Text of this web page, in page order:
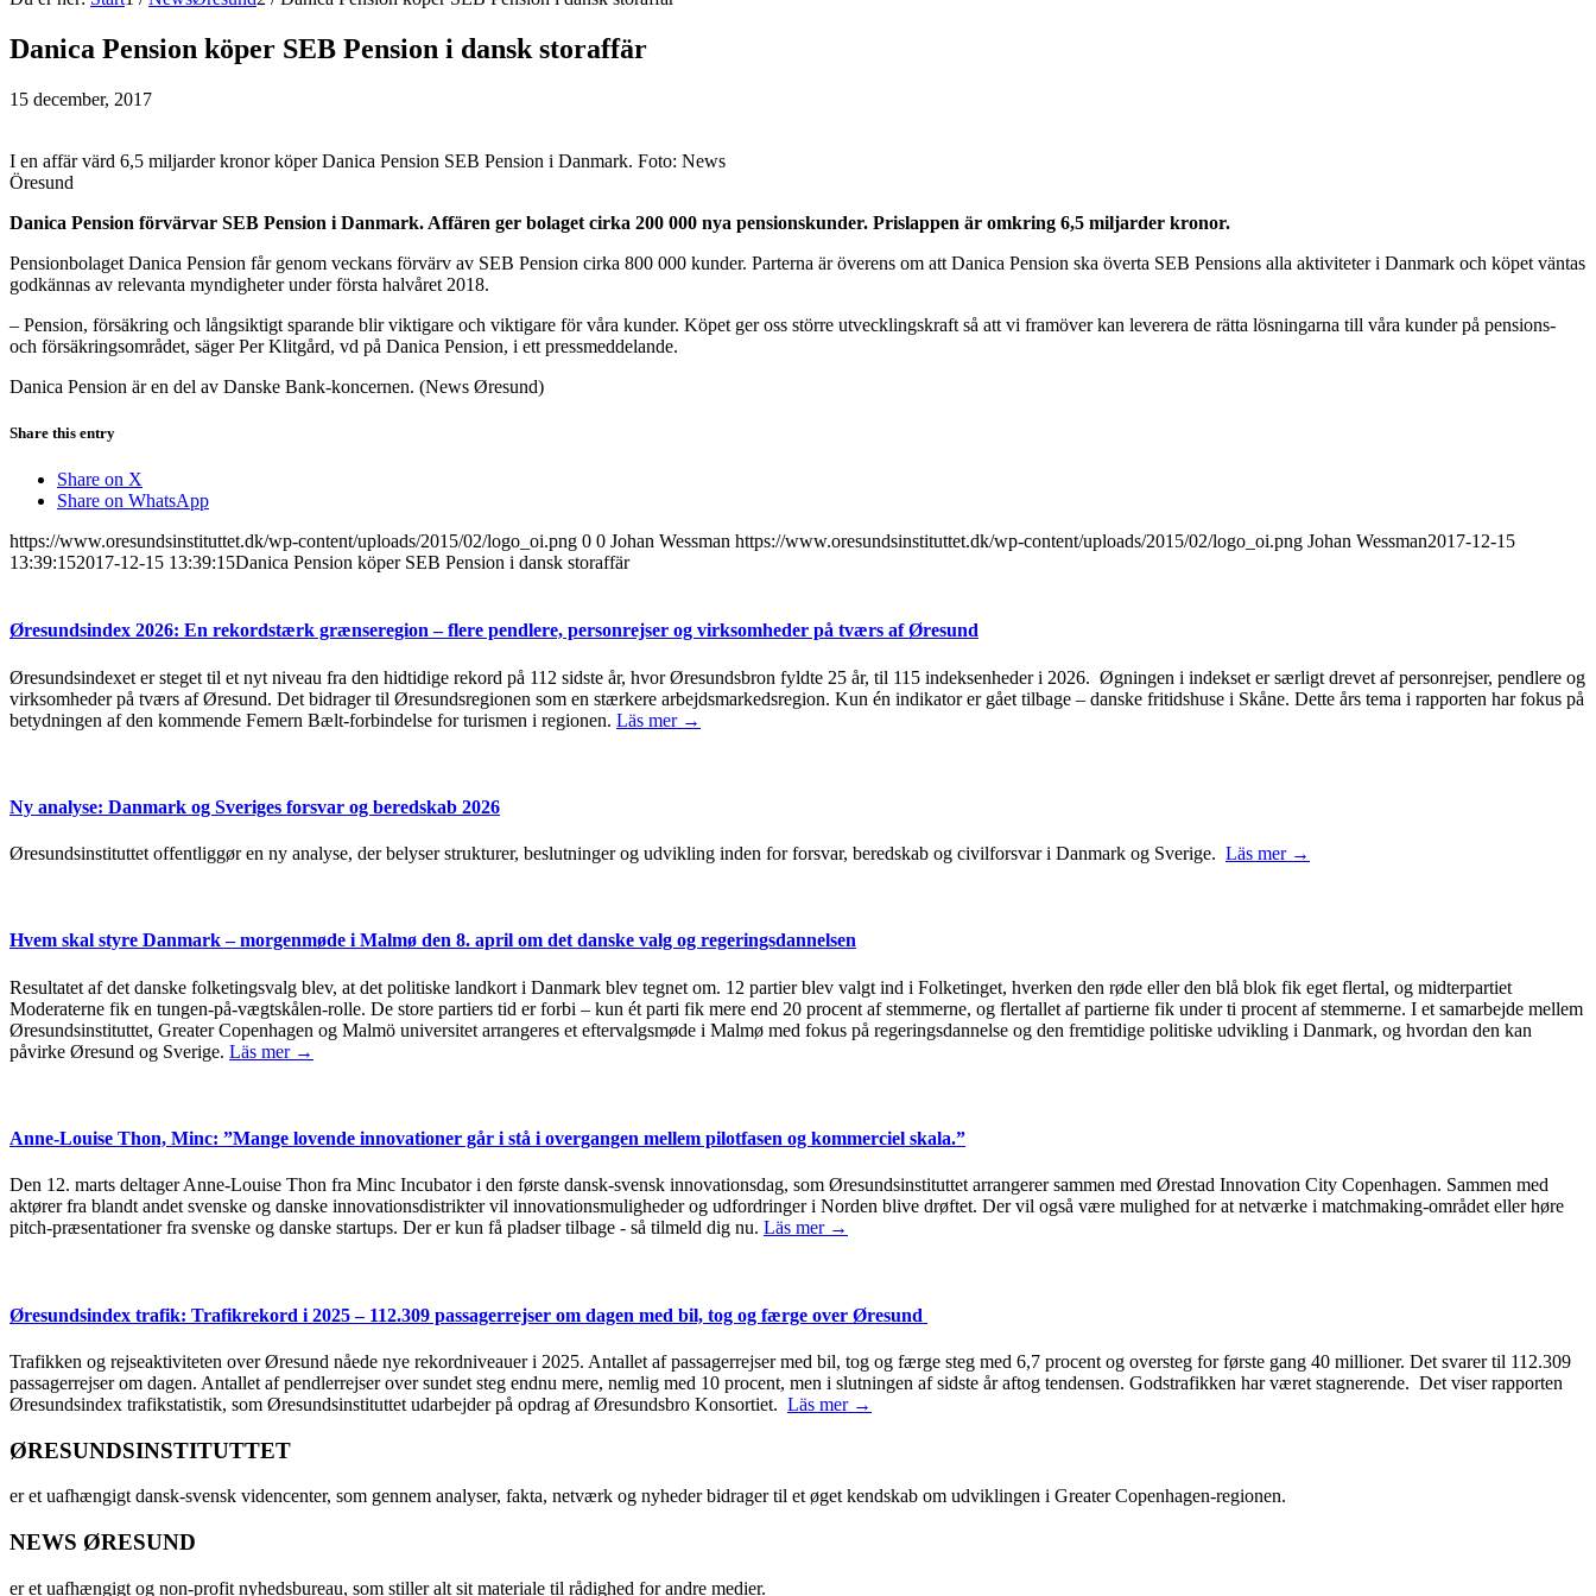
Danica Pension köper SEB Pension i dansk storaffär
15 december, 2017
I en affär värd 6,5 miljarder kronor köper Danica Pension SEB Pension i Danmark. Foto: News
Öresund
Danica Pension förvärvar SEB Pension i Danmark. Affären ger bolaget cirka 200 000 nya pensionskunder. Prislappen är omkring 6,5 miljarder kronor.
Pensionbolaget Danica Pension får genom veckans förvärv av SEB Pension cirka 800 000 kunder. Parterna är överens om att Danica Pension ska överta SEB Pensions alla aktiviteter i Danmark och köpet väntas
godkännas av relevanta myndigheter under första halvåret 2018.
– Pension, försäkring och långsiktigt sparande blir viktigare och viktigare för våra kunder. Köpet ger oss större utvecklingskraft så att vi framöver kan leverera de rätta lösningarna till våra kunder på pensions-
och försäkringsområdet, säger Per Klitgård, vd på Danica Pension, i ett pressmeddelande.
Danica Pension är en del av Danske Bank-koncernen. (News Øresund)
Share this entry
Share on X
Share on WhatsApp
https://www.oresundsinstituttet.dk/wp-content/uploads/2015/02/logo_oi.png 0 0 Johan Wessman https://www.oresundsinstituttet.dk/wp-content/uploads/2015/02/logo_oi.png Johan Wessman2017-12-15
13:39:152017-12-15 13:39:15Danica Pension köper SEB Pension i dansk storaffär
Øresundsindex 2026: En rekordstærk grænseregion – flere pendlere, personrejser og virksomheder på tværs af Øresund
Øresundsindexet er steget til et nyt niveau fra den hidtidige rekord på 112 sidste år, hvor Øresundsbron fyldte 25 år, til 115 indeksenheder i 2026. Øgningen i indekset er særligt drevet af personrejser, pendlere og
virksomheder på tværs af Øresund. Det bidrager til Øresundsregionen som en stærkere arbejdsmarkedsregion. Kun én indikator er gået tilbage – danske fritidshuse i Skåne. Dette års tema i rapporten har fokus på
betydningen af den kommende Femern Bælt-forbindelse for turismen i regionen. Läs mer →
Ny analyse: Danmark og Sveriges forsvar og beredskab 2026
Øresundsinstituttet offentliggør en ny analyse, der belyser strukturer, beslutninger og udvikling inden for forsvar, beredskab og civilforsvar i Danmark og Sverige. Läs mer →
Hvem skal styre Danmark – morgenmøde i Malmø den 8. april om det danske valg og regeringsdannelsen
Resultatet af det danske folketingsvalg blev, at det politiske landkort i Danmark blev tegnet om. 12 partier blev valgt ind i Folketinget, hverken den røde eller den blå blok fik eget flertal, og midterpartiet
Moderaterne fik en tungen-på-vægtskålen-rolle. De store partiers tid er forbi – kun ét parti fik mere end 20 procent af stemmerne, og flertallet af partierne fik under ti procent af stemmerne. I et samarbejde mellem
Øresundsinstituttet, Greater Copenhagen og Malmö universitet arrangeres et eftervalgsmøde i Malmø med fokus på regeringsdannelse og den fremtidige politiske udvikling i Danmark, og hvordan den kan
påvirke Øresund og Sverige. Läs mer →
Anne-Louise Thon, Minc: ”Mange lovende innovationer går i stå i overgangen mellem pilotfasen og kommerciel skala.”
Den 12. marts deltager Anne-Louise Thon fra Minc Incubator i den første dansk-svensk innovationsdag, som Øresundsinstituttet arrangerer sammen med Ørestad Innovation City Copenhagen. Sammen med
aktører fra blandt andet svenske og danske innovationsdistrikter vil innovationsmuligheder og udfordringer i Norden blive drøftet. Der vil også være mulighed for at netværke i matchmaking-området eller høre
pitch-præsentationer fra svenske og danske startups. Der er kun få pladser tilbage - så tilmeld dig nu. Läs mer →
Øresundsindex trafik: Trafikrekord i 2025 – 112.309 passagerrejser om dagen med bil, tog og færge over Øresund
Trafikken og rejseaktiviteten over Øresund nåede nye rekordniveauer i 2025. Antallet af passagerrejser med bil, tog og færge steg med 6,7 procent og oversteg for første gang 40 millioner. Det svarer til 112.309
passagerrejser om dagen. Antallet af pendlerrejser over sundet steg endnu mere, nemlig med 10 procent, men i slutningen af sidste år aftog tendensen. Godstrafikken har været stagnerende. Det viser rapporten
Øresundsindex trafikstatistik, som Øresundsinstituttet udarbejder på opdrag af Øresundsbro Konsortiet. Läs mer →
ØRESUNDSINSTITUTTET
er et uafhængigt dansk-svensk videncenter, som gennem analyser, fakta, netværk og nyheder bidrager til et øget kendskab om udviklingen i Greater Copenhagen-regionen.
NEWS ØRESUND
er et uafhængigt og non-profit nyhedsbureau, som stiller alt sit materiale til rådighed for andre medier.